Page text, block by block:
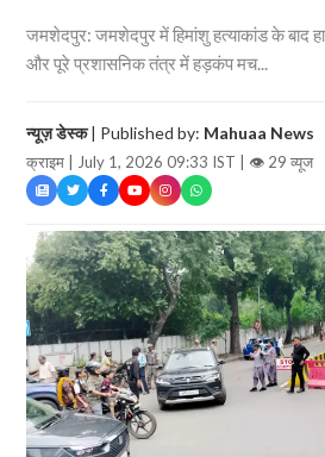
जमशेदपुर: जमशेदपुर में हिमांशु हत्याकांड के बाद
और पूरे प्रशासनिक तंत्र में हड़कंप मच...
न्यूज़ डेस्क| Published by: Mahuaa News
क्राइम | July 1, 2026 09:33 IST | 👁 29 व्यूज